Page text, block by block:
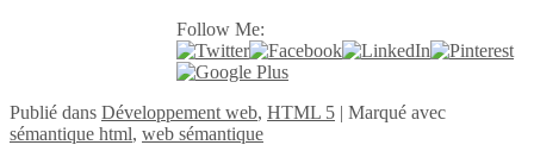
Follow Me:
Publié dans Développement web, HTML 5 | Marqué avec
sémantique html, web sémantique